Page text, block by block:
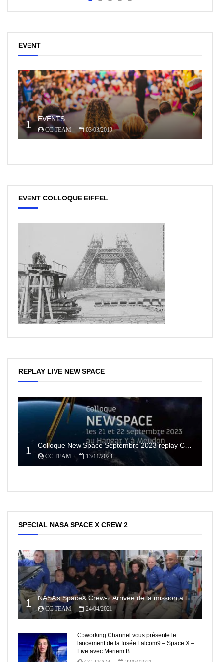
EVENT
1 EVENTS
CC TEAM 03/03/2019
EVENT COLLOQUE EIFFEL
REPLAY LIVE NEW SPACE
1 CC TEAM 13/11/2023
SPECIAL NASA SPACE X CREW 2
1 NASA’s SpaceX Crew-2 Arrivée de la mission à la Station Spatiale Internationale Partie2
CC TEAM 24/04/2021
Coworking Channel vous présente le
lancement de la fusée Falcom9 – Space X –
Live avec Meriem B.